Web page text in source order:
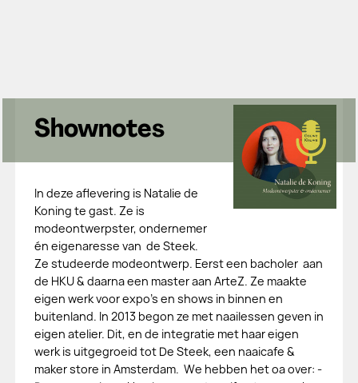
Shownotes
In deze aflevering is Natalie de
Koning te gast. Ze is
modeontwerpster, ondernemer
én eigenaresse van de Steek.
Ze studeerde modeontwerp. Eerst een bacholer aan
de HKU & daarna een master aan ArteZ. Ze maakte
eigen werk voor expo's en shows in binnen en
buitenland. In 2013 begon ze met naailessen geven in
eigen atelier. Dit, en de integratie met haar eigen
werk is uitgegroeid tot De Steek, een naaicafe &
maker store in Amsterdam. We hebben het oa over: -